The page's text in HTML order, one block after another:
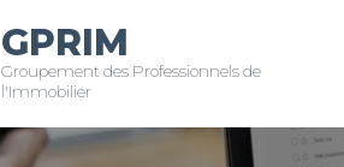
GPRIM
Groupement des Professionnels de
l'Immobilier